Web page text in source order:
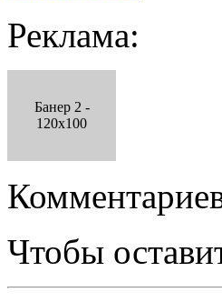
Реклама:
Банер 2 -
120x100
Чтобы